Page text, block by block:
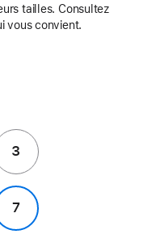
tailles. Consultez
vous convient.
3
7